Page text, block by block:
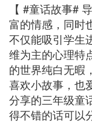
【 #童话故事#
富的情感，同时
不仅能吸引学生
维为主的心理特
的世界纯白无暇
喜欢小故事，也
分享的三年级童
得不错的话可以